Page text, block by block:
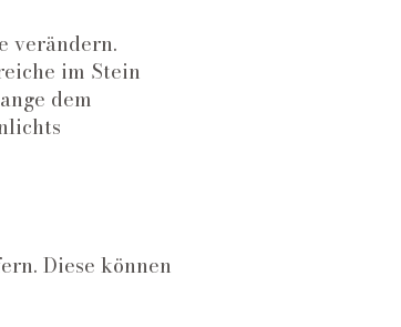
verändern.
im Stein
dem
Diese können